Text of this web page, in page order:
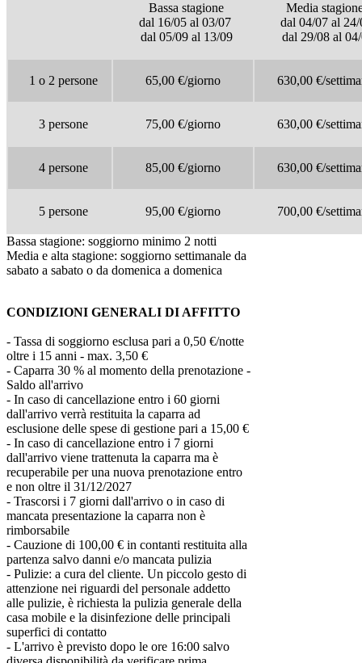
Bassa stagione
dal 16/05 al 03/07
dal 05/09 al 13/09
Media
dal 04/07 al
dal 29/08 al
1 o 2 persone 65,00 €/giorno 630,00 €/
3 persone 75,00 €/giorno 630,00 €/
4 persone 85,00 €/giorno 630,00 €/
5 persone 95,00 €/giorno 700,00 €/
Bassa stagione: soggiorno minimo 2 notti
Media e alta stagione: soggiorno settimanale da
sabato a sabato o da domenica a domenica
CONDIZIONI GENERALI DI AFFITTO
- Tassa di soggiorno esclusa pari a 0,50 €/notte
oltre i 15 anni - max. 3,50 €
- Caparra 30 % al momento della prenotazione -
Saldo all'arrivo
- In caso di cancellazione entro i 60 giorni
dall'arrivo verrà restituita la caparra ad
esclusione delle spese di gestione pari a 15,00 €
- In caso di cancellazione entro i 7 giorni
dall'arrivo viene trattenuta la caparra ma è
recuperabile per una nuova prenotazione entro
e non oltre il 31/12/2027
- Trascorsi i 7 giorni dall'arrivo o in caso di
mancata presentazione la caparra non è
rimborsabile
- Cauzione di 100,00 € in contanti restituita alla
partenza salvo danni e/o mancata pulizia
- Pulizie: a cura del cliente. Un piccolo gesto di
attenzione nei riguardi del personale addetto
alle pulizie, è richiesta la pulizia generale della
casa mobile e la disinfezione delle principali
superfici di contatto
- L'arrivo è previsto dopo le ore 16:00 salvo